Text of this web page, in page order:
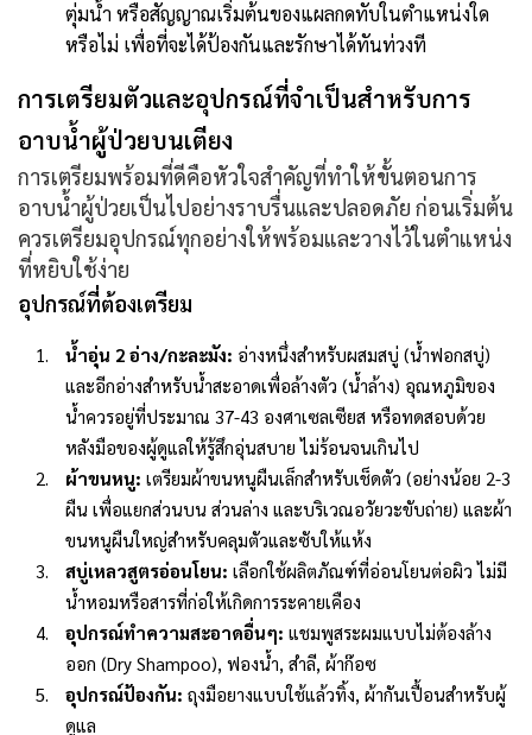
ตุ่มน้ำ หรือสัญญาณเริ่มต้นของแผลกดทับในตำแหน่งใด
หรือไม่ เพื่อที่จะได้ป้องกันและรักษาได้ทันท่วงที
การเตรียมตัวและอุปกรณ์ที่จำเป็นสำหรับการ
อาบน้ำผู้ป่วยบนเตียง
การเตรียมพร้อมที่ดีคือหัวใจสำคัญที่ทำให้ขั้นตอนการ
อาบน้ำผู้ป่วยเป็นไปอย่างราบรื่นและปลอดภัย ก่อนเริ่มต้น
ควรเตรียมอุปกรณ์ทุกอย่างให้พร้อมและวางไว้ในตำแหน่ง
ที่หยิบใช้ง่าย
อุปกรณ์ที่ต้องเตรียม
น้ำอุ่น 2 อ่าง/กะละมัง: อ่างหนึ่งสำหรับผสมสบู่ (น้ำฟอกสบู่)
และอีกอ่างสำหรับน้ำสะอาดเพื่อล้างตัว (น้ำล้าง) อุณหภูมิของ
น้ำควรอยู่ที่ประมาณ 37-43 องศาเซลเซียส หรือทดสอบด้วย
หลังมือของผู้ดูแลให้รู้สึกอุ่นสบาย ไม่ร้อนจนเกินไป
ผ้าขนหนู: เตรียมผ้าขนหนูผืนเล็กสำหรับเช็ดตัว (อย่างน้อย 2-3
ผืน เพื่อแยกส่วนบน ส่วนล่าง และบริเวณอวัยวะขับถ่าย) และผ้า
ขนหนูผืนใหญ่สำหรับคลุมตัวและซับให้แห้ง
สบู่เหลวสูตรอ่อนโยน: เลือกใช้ผลิตภัณฑ์ที่อ่อนโยนต่อผิว ไม่มี
น้ำหอมหรือสารที่ก่อให้เกิดการระคายเคือง
อุปกรณ์ทำความสะอาดอื่นๆ: แชมพูสระผมแบบไม่ต้องล้าง
ออก (Dry Shampoo), ฟองน้ำ, สำลี, ผ้าก๊อซ
อุปกรณ์ป้องกัน: ถุงมือยางแบบใช้แล้วทิ้ง, ผ้ากันเปื้อนสำหรับผู้
ดูแล